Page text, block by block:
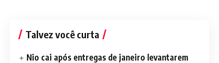
Talvez você curta
Nio cai após entregas de janeiro levantarem